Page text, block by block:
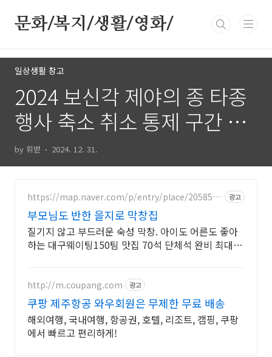
문화/복지/생활/영화/
일상생활 창고
2024 보신각 제야의 종 타종
행사 축소 취소 통제 구간 막
차 혼잡도 CCTV보기
by 휘벋 2024. 12. 31.
https://map.naver.com/p/entry/place/2058545
광고
부모님도 반한 을지로 막창집
질기지 않고 부드러운 숙성 막창. 아이도 어른도 좋아
하는 대구웨이팅150팀 맛집 70석 단체석 완비 최대
http://m.coupang.com 광고
쿠팡 제주항공 와우회원은 무제한 무료 배송
해외여행, 국내여행, 항공권, 호텔, 리조트, 캠핑, 쿠팡
에서 빠르고 편리하게!